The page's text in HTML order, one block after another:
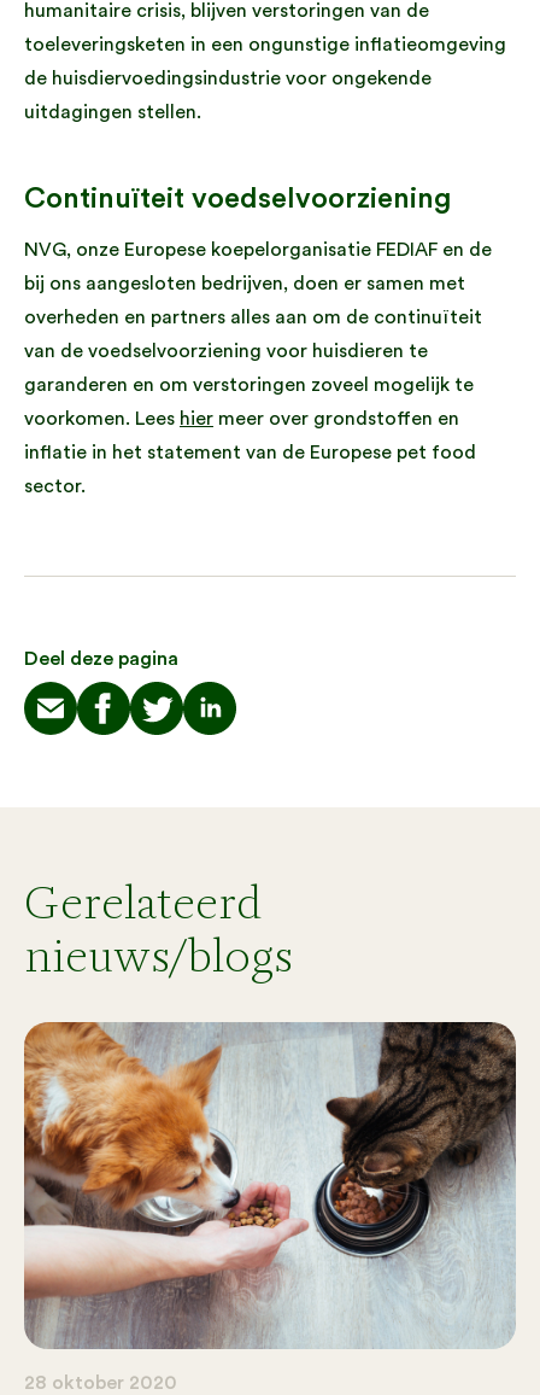
humanitaire crisis, blijven verstoringen van de
toeleveringsketen in een ongunstige inflatieomgeving
de huisdiervoedingsindustrie voor ongekende
uitdagingen stellen.
Continuïteit voedselvoorziening
NVG, onze Europese koepelorganisatie FEDIAF en de
bij ons aangesloten bedrijven, doen er samen met
overheden en partners alles aan om de continuïteit
van de voedselvoorziening voor huisdieren te
garanderen en om verstoringen zoveel mogelijk te
voorkomen. Lees hier meer over grondstoffen en
inflatie in het statement van de Europese pet food
sector.
Deel deze pagina
Gerelateerd
nieuws/blogs
28 oktober 2020